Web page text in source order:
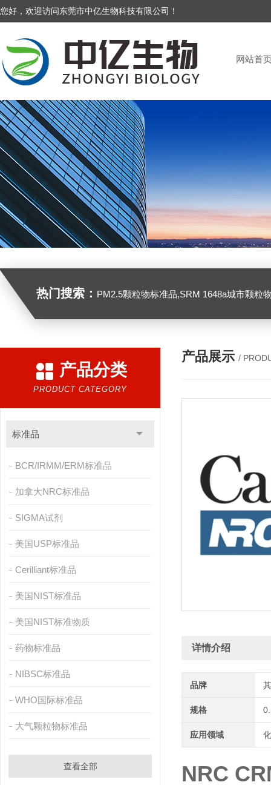
您好，欢迎访问东莞市中亿生物科技有限公司！
网站首
热门搜索： PM2.5颗粒物标准品,SRM 1648a城市颗粒物,SRM 1649B
产品分类
PRODUCT CATEGORY
标准品
BCR/IRMM/ERM标准品
加拿大NRC标准品
SIGMA试剂
美国USP标准品
Cerilliant标准品
美国NIST标准品
美国NIST标准物质
药物标准品
NIBSC标准品
WHO国际标准品
大气颗粒物标准品
查看全部
产品展示 /
详情介绍
品牌
规格
应用领域
NRC